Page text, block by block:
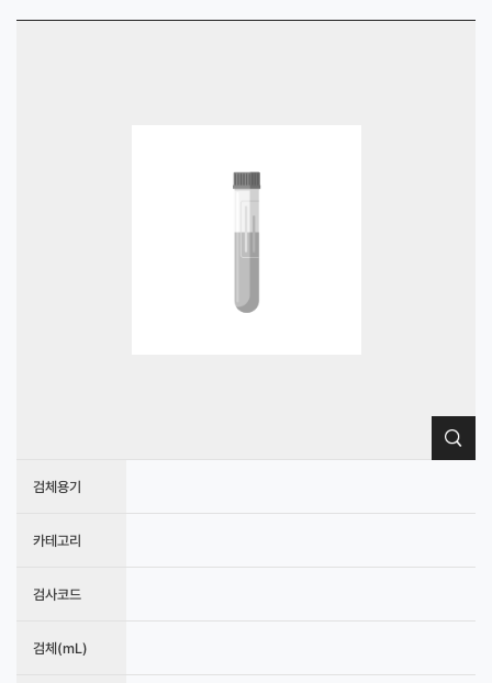
검체용기
카테고리
검사코드
검체(mL)